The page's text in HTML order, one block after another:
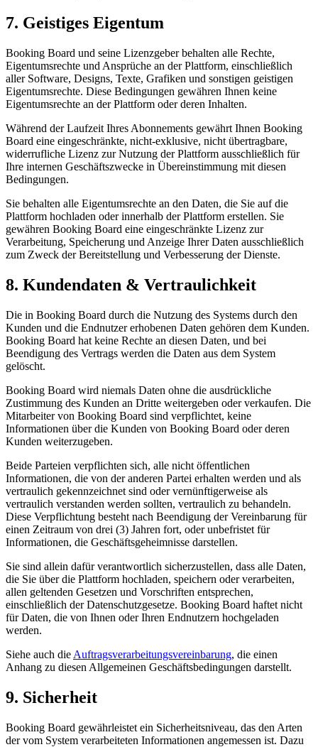
7. Geistiges Eigentum
Booking Board und seine Lizenzgeber behalten alle Rechte,
Eigentumsrechte und Ansprüche an der Plattform, einschließlich
aller Software, Designs, Texte, Grafiken und sonstigen geistigen
Eigentumsrechte. Diese Bedingungen gewähren Ihnen keine
Eigentumsrechte an der Plattform oder deren Inhalten.
Während der Laufzeit Ihres Abonnements gewährt Ihnen Booking
Board eine eingeschränkte, nicht-exklusive, nicht übertragbare,
widerrufliche Lizenz zur Nutzung der Plattform ausschließlich für
Ihre internen Geschäftszwecke in Übereinstimmung mit diesen
Bedingungen.
Sie behalten alle Eigentumsrechte an den Daten, die Sie auf die
Plattform hochladen oder innerhalb der Plattform erstellen. Sie
gewähren Booking Board eine eingeschränkte Lizenz zur
Verarbeitung, Speicherung und Anzeige Ihrer Daten ausschließlich
zum Zweck der Bereitstellung und Verbesserung der Dienste.
8. Kundendaten & Vertraulichkeit
Die in Booking Board durch die Nutzung des Systems durch den
Kunden und die Endnutzer erhobenen Daten gehören dem Kunden.
Booking Board hat keine Rechte an diesen Daten, und bei
Beendigung des Vertrags werden die Daten aus dem System
gelöscht.
Booking Board wird niemals Daten ohne die ausdrückliche
Zustimmung des Kunden an Dritte weitergeben oder verkaufen. Die
Mitarbeiter von Booking Board sind verpflichtet, keine
Informationen über die Kunden von Booking Board oder deren
Kunden weiterzugeben.
Beide Parteien verpflichten sich, alle nicht öffentlichen
Informationen, die von der anderen Partei erhalten werden und als
vertraulich gekennzeichnet sind oder vernünftigerweise als
vertraulich verstanden werden sollten, vertraulich zu behandeln.
Diese Verpflichtung besteht nach Beendigung der Vereinbarung für
einen Zeitraum von drei (3) Jahren fort, oder unbefristet für
Informationen, die Geschäftsgeheimnisse darstellen.
Sie sind allein dafür verantwortlich sicherzustellen, dass alle Daten,
die Sie über die Plattform hochladen, speichern oder verarbeiten,
allen geltenden Gesetzen und Vorschriften entsprechen,
einschließlich der Datenschutzgesetze. Booking Board haftet nicht
für Daten, die von Ihnen oder Ihren Endnutzern hochgeladen
werden.
Siehe auch die Auftragsverarbeitungsvereinbarung, die einen
Anhang zu diesen Allgemeinen Geschäftsbedingungen darstellt.
9. Sicherheit
Booking Board gewährleistet ein Sicherheitsniveau, das den Arten
der vom System verarbeiteten Informationen angemessen ist. Dazu